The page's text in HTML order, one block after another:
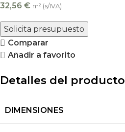
32,56 € m² (s/IVA)
Solicita presupuesto
Comparar
Añadir a favorito
Detalles del producto
DIMENSIONES